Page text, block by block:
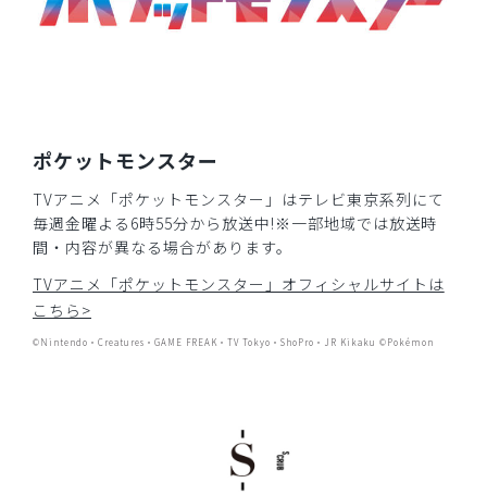
ポケットモンスター
TVアニメ「ポケットモンスター」はテレビ東京系列にて
毎週金曜よる6時55分から放送中!※一部地域では放送時
間・内容が異なる場合があります。
TVアニメ「ポケットモンスター」オフィシャルサイトは
こちら>
©Nintendo・Creatures・GAME FREAK・TV Tokyo・ShoPro・JR Kikaku ©Pokémon